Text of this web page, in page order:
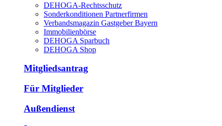
DEHOGA-Rechtsschutz
Sonderkonditionen Partnerfirmen
Verbandsmagazin Gastgeber Bayern
Immobilienbörse
DEHOGA Sparbuch
DEHOGA Shop
Mitgliedsantrag
Für Mitglieder
Außendienst